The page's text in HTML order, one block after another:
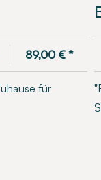
89,00 € *
für